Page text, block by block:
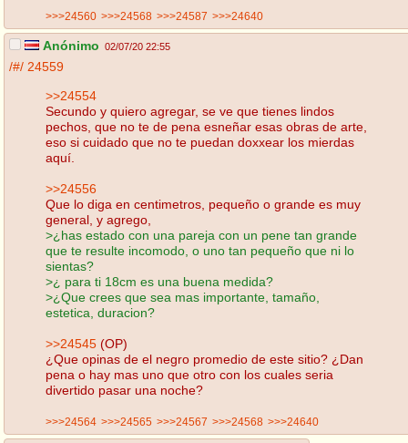
>>>24560 >>>24568 >>>24587 >>>24640
Anónimo 02/07/20 22:55
/#/ 24559
>>24554
Secundo y quiero agregar, se ve que tienes lindos
pechos, que no te de pena esneñar esas obras de arte,
eso si cuidado que no te puedan doxxear los mierdas
aquí.
>>24556
Que lo diga en centimetros, pequeño o grande es muy
general, y agrego,
>¿has estado con una pareja con un pene tan grande
que te resulte incomodo, o uno tan pequeño que ni lo
sientas?
>¿ para ti 18cm es una buena medida?
>¿Que crees que sea mas importante, tamaño,
estetica, duracion?
>>24545 (OP)
¿Que opinas de el negro promedio de este sitio? ¿Dan
pena o hay mas uno que otro con los cuales seria
divertido pasar una noche?
>>>24564 >>>24565 >>>24567 >>>24568 >>>24640